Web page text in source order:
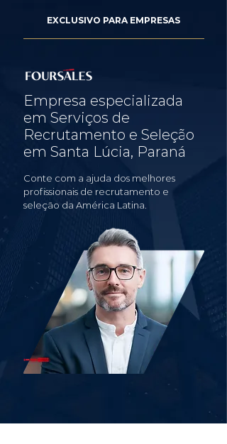
EXCLUSIVO PARA EMPRESAS
Empresa especializada
em Serviços de
Recrutamento e Seleção
em Santa Lúcia, Paraná
Conte com a ajuda dos melhores
profissionais de recrutamento e
seleção da América Latina.